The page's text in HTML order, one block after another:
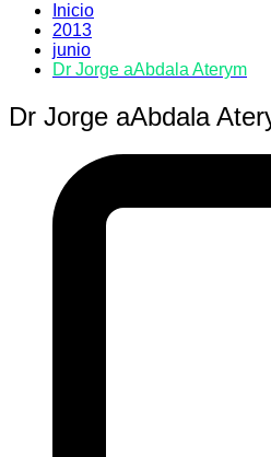
Inicio
2013
junio
Dr Jorge aAbdala Aterym
Dr Jorge aAbdala